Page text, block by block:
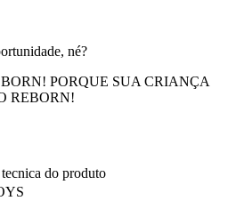
né?
PORQUE SUA CRIANÇA
REBORN!
do produto